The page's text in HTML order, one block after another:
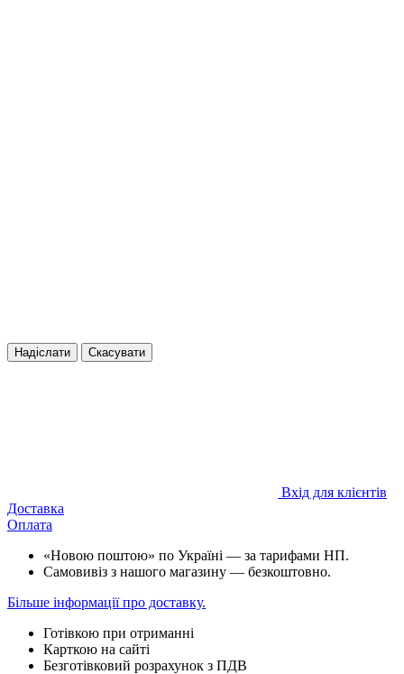
Надіслати Скасувати
Вхід для клієнтів
Доставка
Оплата
«Новою поштою» по Україні — за тарифами НП.
Самовивіз з нашого магазину — безкоштовно.
Більше інформації про доставку.
Готівкою при отриманні
Карткою на сайті
Безготівковий розрахунок з ПДВ